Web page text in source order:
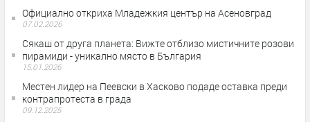
Официално откриха Младежкия център на Асеновград
07.02.2026
Сякаш от друга планета: Вижте отблизо мистичните розови
пирамиди - уникално място в България
15.01.2026
Местен лидер на Пеевски в Хасково подаде оставка преди
контрапротеста в града
09.12.2025